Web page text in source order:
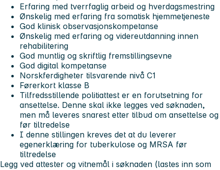
Erfaring med tverrfaglig arbeid og hverdagsmestring
Ønskelig med erfaring fra somatisk hjemmetjeneste
God klinisk observasjonskompetanse
Ønskelig med erfaring og videreutdanning innen
rehabilitering
God muntlig og skriftlig fremstillingsevne
God digital kompetanse
Norskferdigheter tilsvarende nivå C1
Førerkort klasse B
Tilfredsstillende politiattest er en forutsetning for
ansettelse. Denne skal ikke legges ved søknaden,
men må leveres snarest etter tilbud om ansettelse og
før tiltredelse
I denne stillingen kreves det at du leverer
egenerklæring for tuberkulose og MRSA før
tiltredelse
Legg ved attester og vitnemål i søknaden (lastes inn som